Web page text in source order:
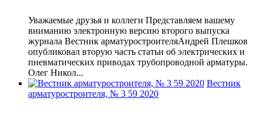
Уважаемые друзья и коллеги Представляем вашему
вниманию электронную версию второго выпуска
журнала Вестник арматуростроителяАндрей Плешков
опубликовал вторую часть статьи об электрических и
пневматических приводах трубопроводной арматуры.
Олег Никол...
Вестник
арматуростроителя, № 3 59 2020